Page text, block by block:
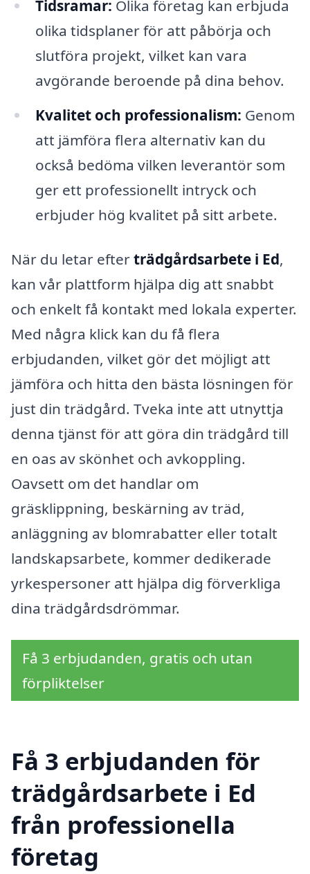
Tidsramar: Olika företag kan erbjuda
olika tidsplaner för att påbörja och
slutföra projekt, vilket kan vara
avgörande beroende på dina behov.
Kvalitet och professionalism: Genom
att jämföra flera alternativ kan du
också bedöma vilken leverantör som
ger ett professionellt intryck och
erbjuder hög kvalitet på sitt arbete.
När du letar efterträdgårdsarbete i Ed,
kan vår plattform hjälpa dig att snabbt
och enkelt få kontakt med lokala experter.
Med några klick kan du få flera
erbjudanden, vilket gör det möjligt att
jämföra och hitta den bästa lösningen för
just din trädgård. Tveka inte att utnyttja
denna tjänst för att göra din trädgård till
en oas av skönhet och avkoppling.
Oavsett om det handlar om
gräsklippning, beskärning av träd,
anläggning av blomrabatter eller totalt
landskapsarbete, kommer dedikerade
yrkespersoner att hjälpa dig förverkliga
dina trädgårdsdrömmar.
Få 3 erbjudanden, gratis och utan
förpliktelser
Få 3 erbjudanden för
trädgårdsarbete i Ed
från professionella
företag